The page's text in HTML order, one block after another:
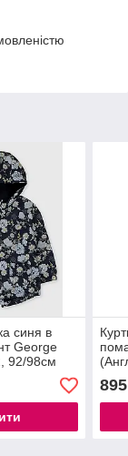
синя в
George
92/98см
895